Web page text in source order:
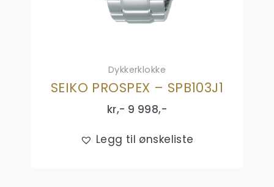
Dykkerklokke
SEIKO PROSPEX – SPB103J1
kr,- 9 998,-
Legg til ønskeliste